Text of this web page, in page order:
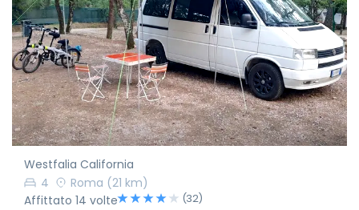
Westfalia California
4
Roma (21 km)
Affittato 14 volte
(32)